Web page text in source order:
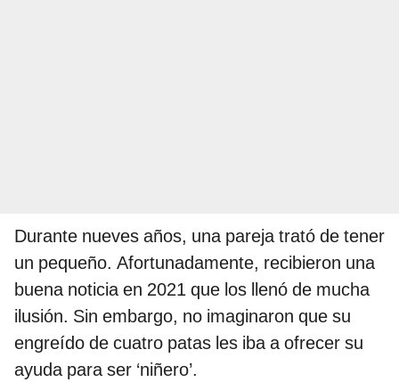
Durante nueves años, una pareja trató de tener
un pequeño. Afortunadamente, recibieron una
buena noticia en 2021 que los llenó de mucha
ilusión. Sin embargo, no imaginaron que su
engreído de cuatro patas les iba a ofrecer su
ayuda para ser ‘niñero’.